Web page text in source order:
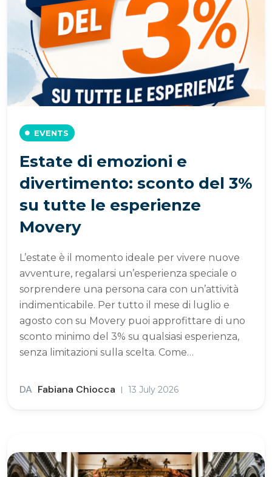
EVENTS
Estate di emozioni e
divertimento: sconto del 3%
su tutte le esperienze
Movery
L’estate è il momento ideale per vivere nuove
avventure, regalarsi un’esperienza speciale o
sorprendere una persona cara con un’attività
indimenticabile. Per tutto il mese di luglio e
agosto con su Movery puoi approfittare di uno
sconto minimo del 3% su qualsiasi esperienza,
senza limitazioni sulla scelta. Come…
DA Fabiana Chiocca 13 July 2026